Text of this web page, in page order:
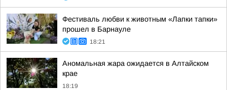
Фестиваль любви к животным «Лапки тапки»
прошел в Барнауле
18:21
Аномальная жара ожидается в Алтайском
крае
18:19